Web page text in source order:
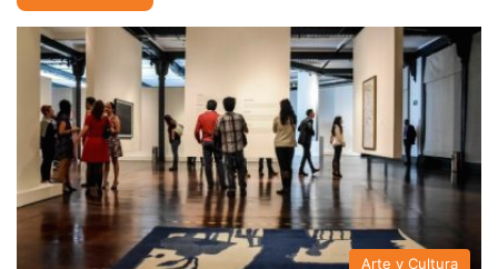
Arte y Cultura